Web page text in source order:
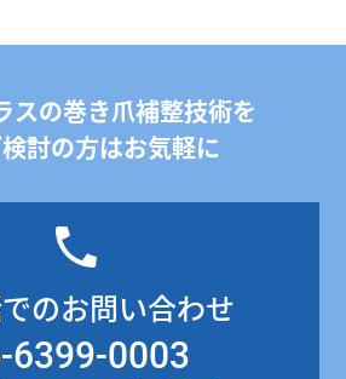
スの巻き爪補整技術を
討の方はお気軽に
のお問い合わせ
6399-0003